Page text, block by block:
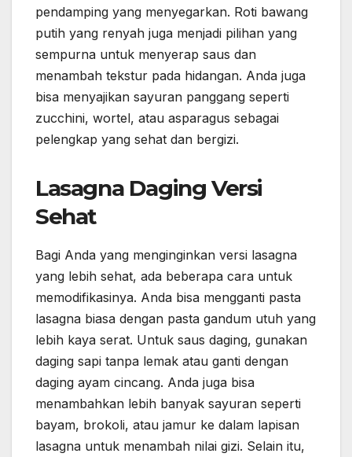
pendamping yang menyegarkan. Roti bawang
putih yang renyah juga menjadi pilihan yang
sempurna untuk menyerap saus dan
menambah tekstur pada hidangan. Anda juga
bisa menyajikan sayuran panggang seperti
zucchini, wortel, atau asparagus sebagai
pelengkap yang sehat dan bergizi.
Lasagna Daging Versi
Sehat
Bagi Anda yang menginginkan versi lasagna
yang lebih sehat, ada beberapa cara untuk
memodifikasinya. Anda bisa mengganti pasta
lasagna biasa dengan pasta gandum utuh yang
lebih kaya serat. Untuk saus daging, gunakan
daging sapi tanpa lemak atau ganti dengan
daging ayam cincang. Anda juga bisa
menambahkan lebih banyak sayuran seperti
bayam, brokoli, atau jamur ke dalam lapisan
lasagna untuk menambah nilai gizi. Selain itu,